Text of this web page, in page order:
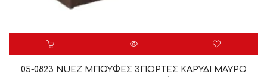
05-0823 NUEZ ΜΠΟΥΦΕΣ 3ΠΟΡΤΕΣ ΚΑΡΥΔΙ ΜΑΥΡΟ